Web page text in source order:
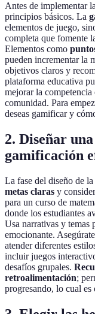
Antes de implementar
principios básicos. La
elementos de juego,
completa que fomente
Elementos como
pueden incrementar la
objetivos claros y
plataforma educativa
mejorar la
comunidad. Para
deseas gamificar y
2. Diseñar
gamificación
La fase del diseño de
metas claras y
para un curso de
donde los estudiantes
Usa narrativas y temas
emocionante.
atender diferentes
incluir juegos
desafíos grupales.
retroalimentación;
progresando, lo cual es